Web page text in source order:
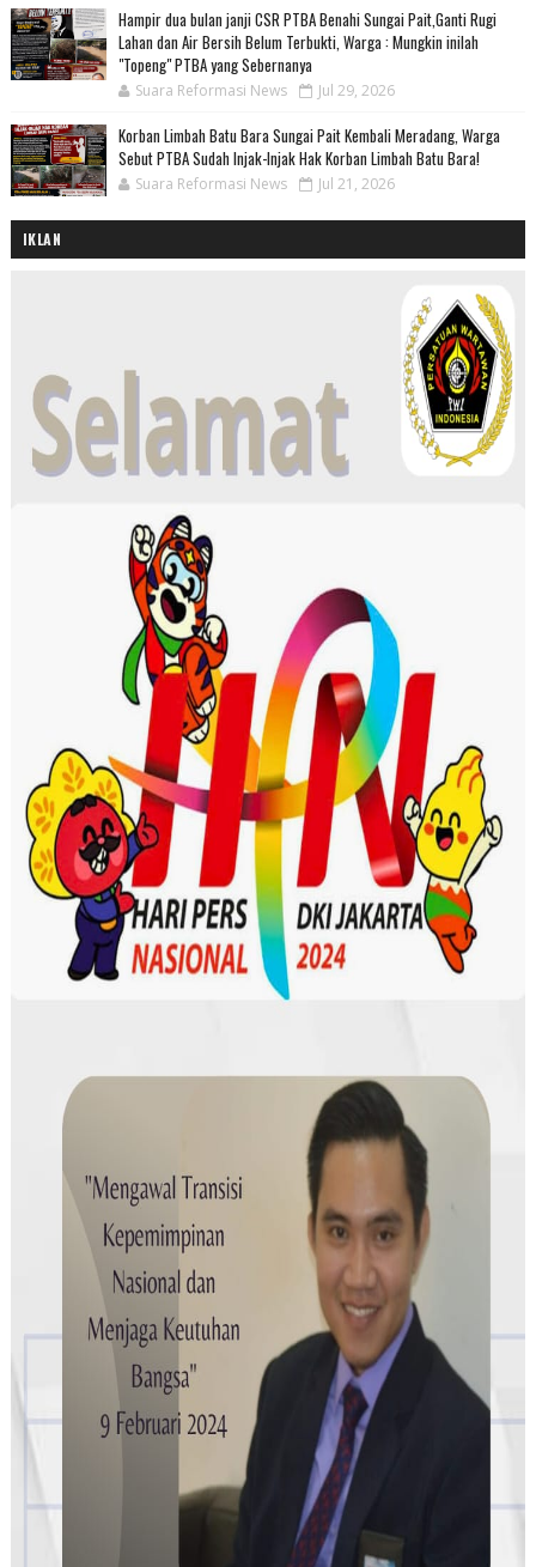
Hampir dua bulan janji CSR PTBA Benahi Sungai Pait,Ganti Rugi
Lahan dan Air Bersih Belum Terbukti, Warga : Mungkin inilah
"Topeng" PTBA yang Sebernanya
Suara Reformasi News Jul 29, 2026
Korban Limbah Batu Bara Sungai Pait Kembali Meradang, Warga
Sebut PTBA Sudah Injak-Injak Hak Korban Limbah Batu Bara!
Suara Reformasi News Jul 21, 2026
IKLAN